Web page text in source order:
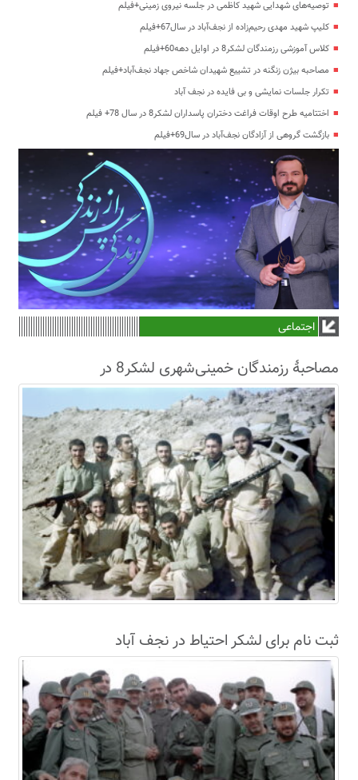
توصیه‌های شهدایی شهید کاظمی در جلسه نیروی زمینی+فیلم
کلیپ شهید مهدی رحیم‌زاده از نجف‌آباد در سال67+فیلم
کلاس آموزشی رزمندگان لشکر8 در اوایل دهه60+فیلم
مصاحبه بیژن زنگنه در تشییع شهیدان شاخص جهاد نجف‌آباد+فیلم
تکرار جلسات نمایشی و بی فایده در نجف آباد
اختتامیه طرح اوقات فراغت دختران پاسداران لشکر8 در سال 78+ فیلم
بازگشت گروهی از آزادگان نجف‌آباد در سال69+فیلم
اجتماعی
مصاحبۀ رزمندگان خمینی‌شهری لشکر8 در
سال63+فیلم
ثبت نام برای لشکر احتیاط در نجف آباد